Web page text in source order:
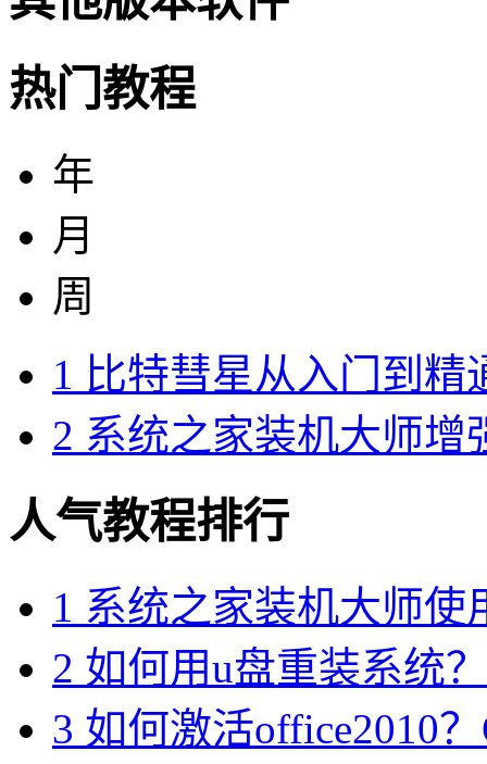
热门教程
年
月
周
1 比特彗星从入门到精
2 系统之家装机大师增
人气教程排行
1 系统之家装机大师使
2 如何用u盘重装系统
3 如何激活office2010